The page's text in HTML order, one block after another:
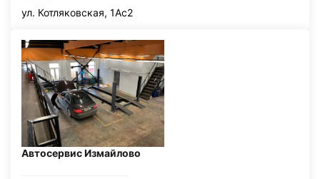
ул. Котляковская, 1Ас2
Автосервис Измайлово